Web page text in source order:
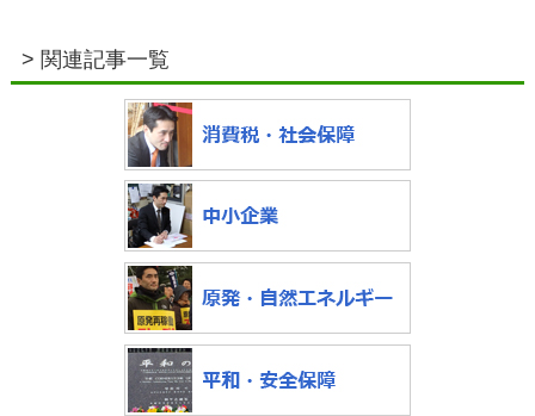
> 関連記事一覧